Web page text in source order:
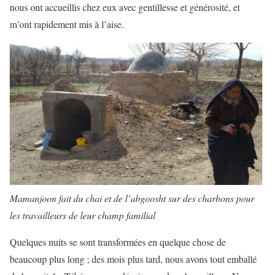
nous ont accueillis chez eux avec gentillesse et générosité, et
m’ont rapidement mis à l’aise.
Mamanjoon fait du chai et de l’abgoosht sur des charbons pour
les travailleurs de leur champ familial
Quelques nuits se sont transformées en quelque chose de
beaucoup plus long ; des mois plus tard, nous avons tout emballé